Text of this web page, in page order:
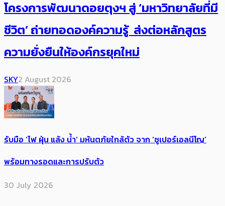
โครงการพัฒนาดอยตุงฯ สู่ ‘มหาวิทยาลัยที่มี
ชีวิต’ ถ่ายทอดองค์ความรู้ ส่งต่อหลักสูตร
ความยั่งยืนให้องค์กรยุคใหม่
SKY2 August 2026
รับมือ ‘ไฟ ฝุ่น แล้ง น้ำ’ มหันตภัยใกล้ตัว จาก ‘ซูเปอร์เอลนีโญ’
พร้อมทางรอดและการปรับตัว
30 July 2026